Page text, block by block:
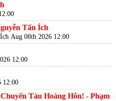
Tấn Ích
Aug 08th 2026 12:00
12:00
12:00
Tàu Hoàng Hôn! - Phạm